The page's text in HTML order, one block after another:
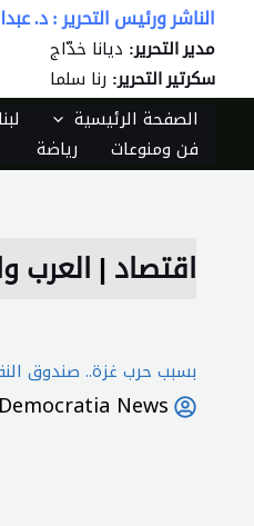
تخطي
المحتوى
الناشر ورئيس التحرير : د.
مدير التحرير: ديانا خدّاج
سكرتير التحرير: رنا سلما
الصفحة الرئيسية
فن ومنوعات
رياضة
اقتصاد | العرب
بسبب حرب غزة.. صندوق
Democratia News